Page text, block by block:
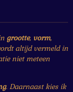
grootte, vorm,
altijd vermeld in
niet meteen
. Daarnaast kies ik